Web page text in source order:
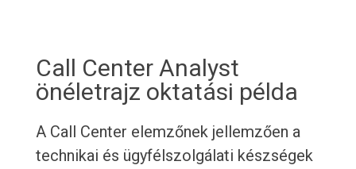
Call Center Analyst
önéletrajz oktatási példa
A Call Center elemzőnek jellemzően a
technikai és ügyfélszolgálati készségek